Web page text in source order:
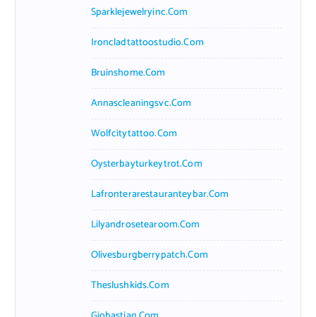
Sparklejewelryinc.com
Ironcladtattoostudio.com
Bruinshome.com
Annascleaningsvc.com
Wolfcitytattoo.com
Oysterbayturkeytrot.com
Lafronterarestauranteybar.com
Lilyandrosetearoom.com
Olivesburgberrypatch.com
Theslushkids.com